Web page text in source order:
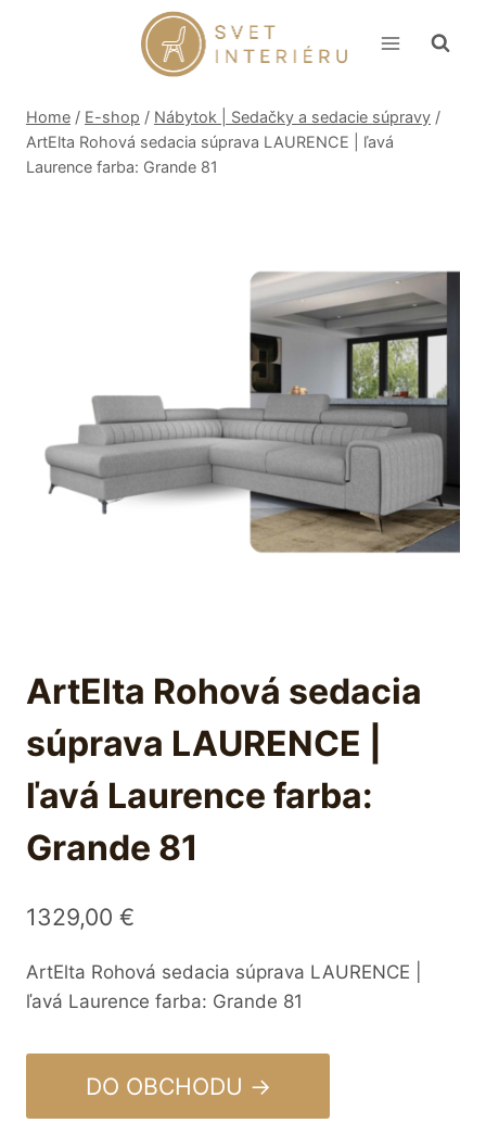
Home / E-shop / Nábytok | Sedačky a sedacie súpravy /
ArtElta Rohová sedacia súprava LAURENCE | ľavá
Laurence farba: Grande 81
ArtElta Rohová sedacia
súprava LAURENCE |
ľavá Laurence farba:
Grande 81
1329,00 €
ArtElta Rohová sedacia súprava LAURENCE |
ľavá Laurence farba: Grande 81
DO OBCHODU →